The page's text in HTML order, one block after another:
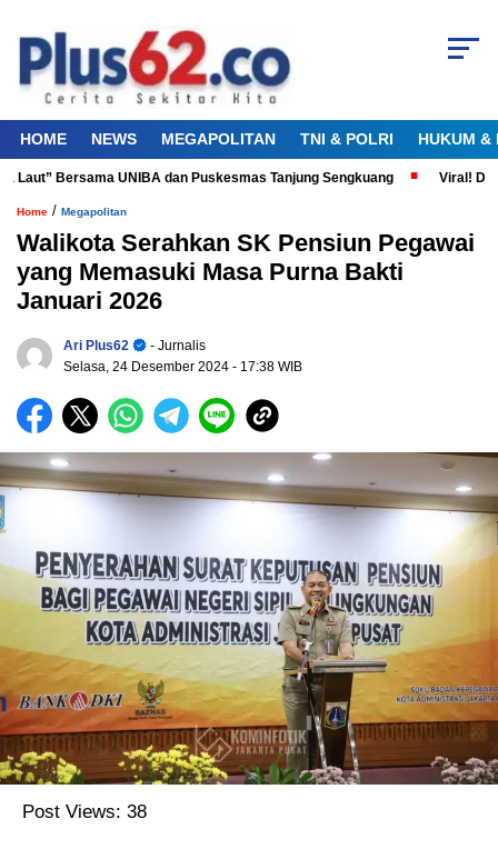
HOME NEWS MEGAPOLITAN TNI & POLRI HUKUM &
Bersama UNIBA dan Puskesmas Tanjung Sengkuang Viral!
Home / Megapolitan
Walikota Serahkan SK Pensiun Pegawai
yang Memasuki Masa Purna Bakti
Januari 2026
Ari Plus62
- Jurnalis
Selasa, 24 Desember 2024 - 17:38 WIB
Post Views: 38